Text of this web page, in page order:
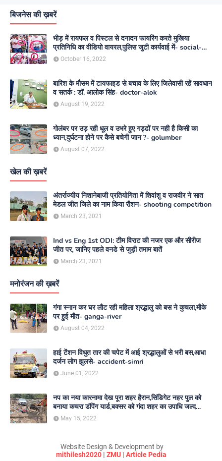
बिजनेस की ख़बरें
भीड़ में रायफल व पिस्टल से दनादन फायरिंग करते मुखिया
प्रतिनिधि का वीडियो वायरल,पुलिस जुटी कार्यवाई में- social-
media
October 16, 2022
बारिश के मौसम में टायफाइड से बचाव के लिए जिलेवासी रहें सावधान
व सतर्क : डॉ. आलोक सिंह- doctor-alok
August 19, 2022
गोलंबर पर उड़ रही धूल व उभरे हुए गड्ढों पर नही है किसी का
ध्यान,दुर्घटना होने पर कैसे बचेगी जान ?- golumber
August 07, 2022
खेल की ख़बरें
अंतर्राज्यीय निशानेबाजी प्रतियोगिता में शिवांशु व राजवीर ने सात
मेडल जीत जिले का नाम किया रौशन- shooting competition
March 23, 2021
Ind vs Eng 1st ODI: टीम विराट की नजर एक और सीरीज
जीत पर, जानिए पहले वनडे से जुड़ी तमाम बातें
March 23, 2021
मनोरंजन की ख़बरें
गंगा स्नान कर घर लौट रही महिला श्रद्धालु को बस ने कुचला,मौके
पर हुई मौत- ganga-river
August 04, 2022
हाई टेंशन विधुत तार की चपेट में आई श्रद्धालुओं से भरी बस,आधा
दर्जन लोग झुलसे- accident-simri
June 01, 2022
नप का नया कारनामा देख पूरा शहर हैरान,सिंडिगेट नहर पुल को
बनाया कचरा डंपिंग यार्ड,बक्सर को गंदा शहर का उपाधि जल्द
दिलाएगा नगर परिषद- nagar-parishad
May 15, 2022
Website Design & Development by
mithilesh2020| ZMU| Article Pedia